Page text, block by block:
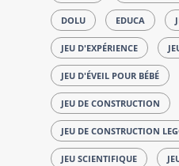
DOLU EDUCA
JEU D'EXPÉRIENCE
JEU D'ÉVEIL POUR BÉBÉ
JEU DE CONSTRUCTION
JEU DE CONSTRUCTION
JEU SCIENTIFIQUE